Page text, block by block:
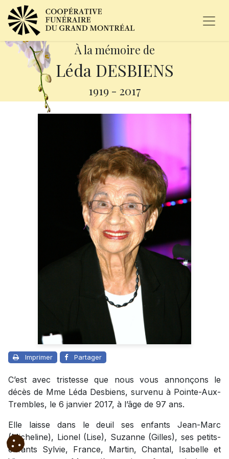
À la mémoire de
Léda DESBIENS
1919 - 2017
Imprimer Partager
C’est avec tristesse que nous vous annonçons le
décès de Mme Léda Desbiens, survenu à Pointe-Aux-
Trembles, le 6 janvier 2017, à l’âge de 97 ans.
Elle laisse dans le deuil ses enfants Jean-Marc
(Micheline), Lionel (Lise), Suzanne (Gilles), ses petits-
enfants Sylvie, France, Martin, Chantal, Isabelle et